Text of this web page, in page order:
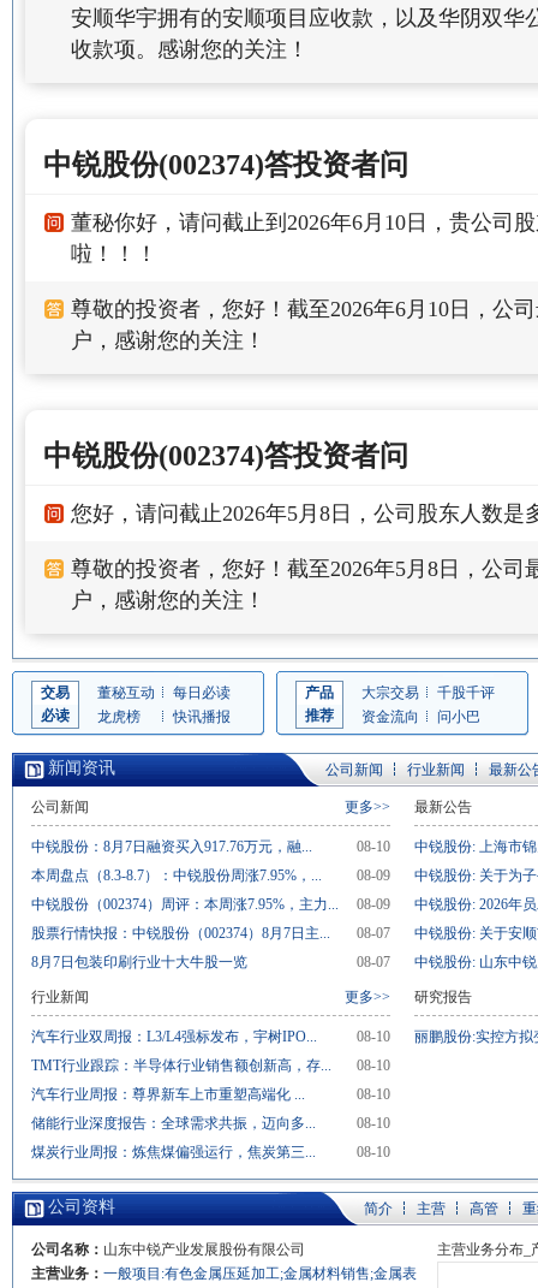
安顺华宇拥有的安顺项目应收款，以及华阴双华
收款项。感谢您的关注！
中锐股份(002374)答投资者问
董秘你好，请问截止到2026年6月10日，贵公司
啦！！！
尊敬的投资者，您好！截至2026年6月10日，公
户，感谢您的关注！
中锐股份(002374)答投资者问
您好，请问截止2026年5月8日，公司股东人数是
尊敬的投资者，您好！截至2026年5月8日，公司
户，感谢您的关注！
交易
必读
董秘互动
每日必读
龙虎榜
快讯播报
产品
推荐
大宗交易
千股千评
资金流向
问小巴
新闻资讯 公司新闻 行业新闻 最新公
更多>>
公司新闻
08-10
中锐股份：8月7日融资买入917.76万元，融...
08-09
本周盘点（8.3-8.7）：中锐股份周涨7.95%，...
08-09
中锐股份（002374）周评：本周涨7.95%，主力...
08-07
股票行情快报：中锐股份（002374）8月7日主...
08-07
8月7日包装印刷行业十大牛股一览
更多>>
行业新闻
08-10
汽车行业双周报：L3/L4强标发布，宇树IPO...
08-10
TMT行业跟踪：半导体行业销售额创新高，存...
08-10
汽车行业周报：尊界新车上市重塑高端化 ...
08-10
储能行业深度报告：全球需求共振，迈向多...
08-10
煤炭行业周报：炼焦煤偏强运行，焦炭第三...
最新公告
中锐股份: 上海市
中锐股份: 关于为
中锐股份: 2026年
中锐股份: 关于安
中锐股份: 山东中
研究报告
丽鹏股份:实控方拟
公司资料 简介 主营 高管
公司名称： 山东中锐产业发展股份有限公司
主营业务： 一般项目:有色金属压延加工;金属材料销售;金属表
主营业务分布_